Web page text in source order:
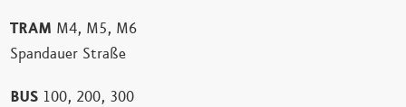
TRAM M4, M5, M6
Spandauer Straße
BUS 100, 200, 300